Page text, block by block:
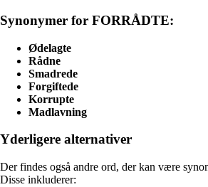
Synonymer for FORRÅDTE:
Ødelagte
Rådne
Smadrede
Forgiftede
Korrupte
Madlavning
Yderligere alternativer
Der findes også andre ord, der kan være
Disse inkluderer: